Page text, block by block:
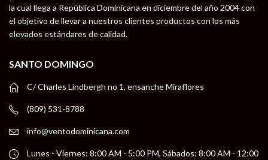
la cual llega a República Dominicana en diciembre del año 2004 con
el objetivo de llevar a nuestros clientes productos con los más
elevados estándares de calidad.
SANTO DOMINGO
C/ Charles Lindbergh no 1, ensanche Miraflores
(809) 531-8788
info@ventodominicana.com
Lunes - Viernes: 8:00 AM - 5:00 PM, Sábados: 8:00 AM - 12:00